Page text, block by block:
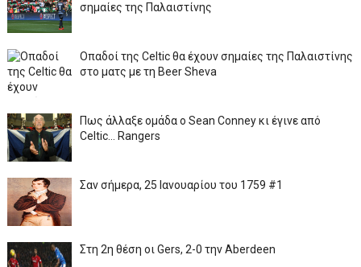
σημαίες της Παλαιστίνης
Οπαδοί της Celtic θα έχουν σημαίες της Παλαιστίνης
στο ματς με τη Beer Sheva
Πως άλλαξε ομάδα ο Sean Conney κι έγινε από
Celtic... Rangers
Σαν σήμερα, 25 Ιανουαρίου του 1759 #1
Στη 2η θέση οι Gers, 2-0 την Aberdeen